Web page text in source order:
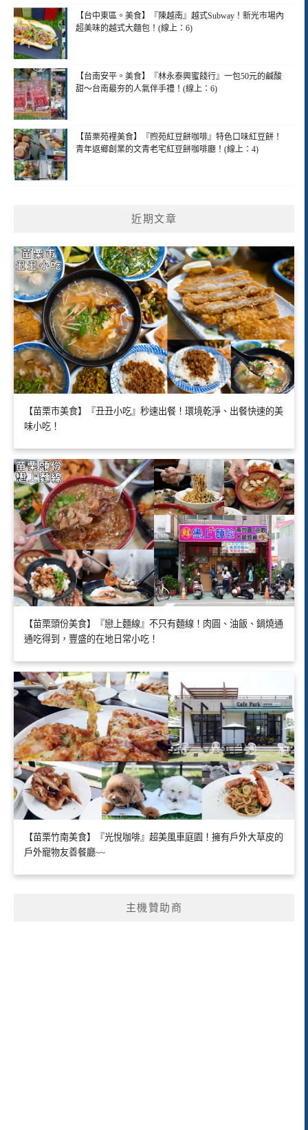
【台中東區。美食】『陳越南』越式Subway！新光市場內
超美味的越式大麵包！(線上：6)
【台南安平。美食】『林永泰興蜜餞行』一包50元的鹹酸
甜～台南最夯的人氣伴手禮！(線上：6)
【苗栗苑裡美食】『煦苑紅豆餅咖啡』特色口味紅豆餅！
青年返鄉創業的文青老宅紅豆餅咖啡廳！(線上：4)
近期文章
【苗栗市美食】『丑丑小吃』秒速出餐！環境乾淨、出餐快速的美
味小吃！
【苗栗頭份美食】『戀上麵線』不只有麵線！肉圓、油飯、鍋燒通
通吃得到，豐盛的在地日常小吃！
【苗栗竹南美食】『光悅咖啡』超美風車庭園！擁有戶外大草皮的
戶外寵物友善餐廳~~
主機贊助商